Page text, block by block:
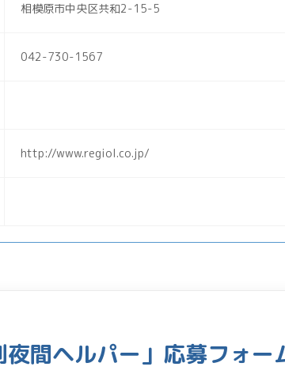
相模原市中央区共和2-15-5
042-730-1567
http://www.regiol.co.jp/
夜間ヘルパー」応募フォー